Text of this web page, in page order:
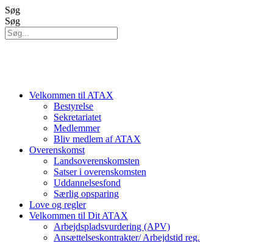
Videre
til
indhold
Søg
Søg
Velkommen til ATAX
Bestyrelse
Sekretariatet
Medlemmer
Bliv medlem af ATAX
Overenskomst
Landsoverenskomsten
Satser i overenskomsten
Uddannelsesfond
Særlig opsparing
Love og regler
Velkommen til Dit ATAX
Arbejdspladsvurdering (APV)
Ansættelseskontrakter/ Arbejdstid reg.